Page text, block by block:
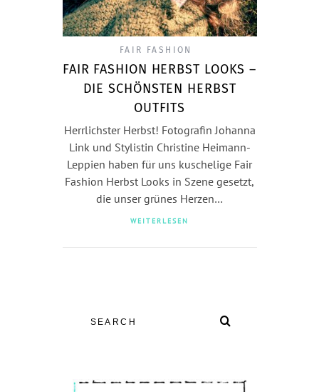
FAIR FASHION
FAIR FASHION HERBST LOOKS –
DIE SCHÖNSTEN HERBST
OUTFITS
Herrlichster Herbst! Fotografin Johanna
Link und Stylistin Christine Heimann-
Leppien haben für uns kuschelige Fair
Fashion Herbst Looks in Szene gesetzt,
die unser grünes Herzen…
WEITERLESEN